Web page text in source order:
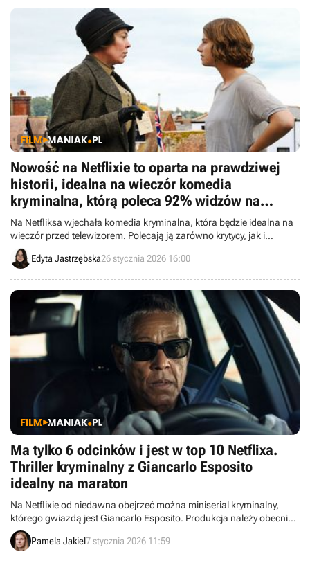
Nowość na Netflixie to oparta na prawdziwej
historii, idealna na wieczór komedia
kryminalna, którą poleca 92% widzów na
Rotten Tomatoes
Na Netfliksa wjechała komedia kryminalna, która będzie idealna na
wieczór przed telewizorem. Polecają ją zarówno krytycy, jak i
widzowie.
Edyta Jastrzębska26 stycznia 2026 16:00
Ma tylko 6 odcinków i jest w top 10 Netflixa.
Thriller kryminalny z Giancarlo Esposito
idealny na maraton
Na Netflixie od niedawna obejrzeć można miniserial kryminalny,
którego gwiazdą jest Giancarlo Esposito. Produkcja należy obecnie
do grona najpopularniejszych tytułów w Polsce.
Pamela Jakiel7 stycznia 2026 11:59